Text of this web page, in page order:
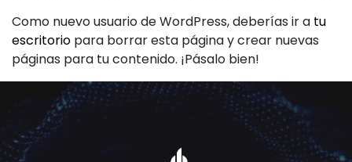
Como nuevo usuario de WordPress, deberías ir a tu
escritorio para borrar esta página y crear nuevas
páginas para tu contenido. ¡Pásalo bien!